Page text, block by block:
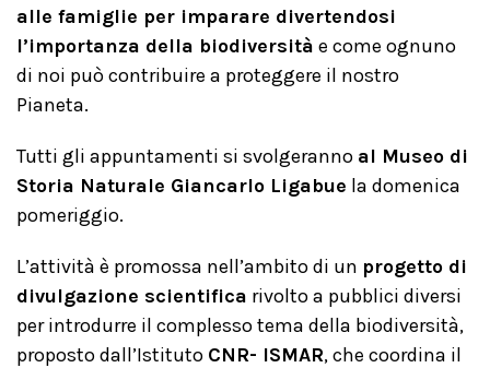
alle famiglie per imparare divertendosi
l’importanza della biodiversità e come ognuno
di noi può contribuire a proteggere il nostro
Pianeta.
Tutti gli appuntamenti si svolgeranno al Museo di
Storia Naturale Giancarlo Ligabue la domenica
pomeriggio.
L’attività è promossa nell’ambito di un progetto di
divulgazione scientifica rivolto a pubblici diversi
per introdurre il complesso tema della biodiversità,
proposto dall’Istituto CNR- ISMAR, che coordina il